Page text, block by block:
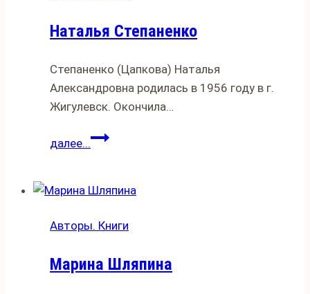
Наталья Степаненко
Степаненко (Цапкова) Наталья
Александровна родилась в 1956 году в г.
Жигулевск. Окончила…
далее...Наталья
Авторы. Книги
Марина Шляпина